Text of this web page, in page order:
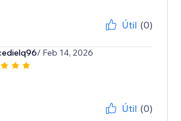
Útil (0)
/ Feb 14, 2026
Útil (0)